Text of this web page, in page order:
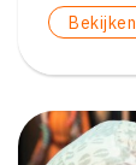
Bekijken